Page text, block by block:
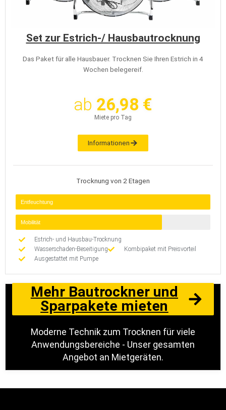
Set zur Estrich-/ Hausbautrocknung
Das Paket für alle Hausbauer. Trocknen Sie Ihren Estrich in 4
Wochen belegereif.
ab 26,98 €
Miete pro Tag
Informationen
Trocknung von 2 Etagen
Entfeuchtung
Mobilität
Estrich- und Hausbau-Trocknung
Wasserschaden-Beseitigung
Kombipaket mit Preisvorteil
Ausgestattet mit Pumpe
Mehr Bautrockner und
Sparpakete mieten
Moderne Technik zum Trocknen für viele
Anwendungsbereiche - Unser gesamten
Angebot an Mietgeräten.